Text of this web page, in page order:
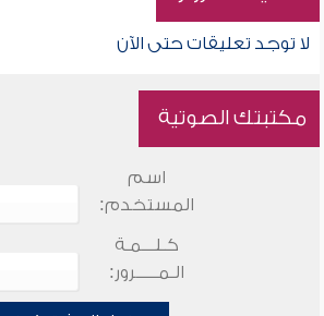
لا توجد تعليقات حتى الآن
مكتبتك الصوتية
اسم
المستخدم:
كـلـــمـة
الـمـــــرور: